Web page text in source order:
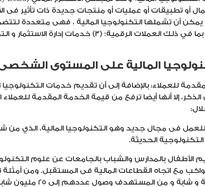
أو تطبيقات أو عمليات أو منتجات جديدة ذات تأثير فى
(3) خدمات إدارة الاستثمار و التجارة؛ و(4) التأمين
للعملاء: بالإضافة إلى أن تقديم خدمات التكنولوجيا
إلا أنها أيضا ترفع من قيمة الخدمة المقدمة
فى مجال جديد وهو التكنولوجيا المالية، الذي
الحديثة.
الأطفال بالمدارس والشباب بالجامعات عن علوم
و من المستهدف وصول عددهم إلى 25 مليون شابة بعام 2025.